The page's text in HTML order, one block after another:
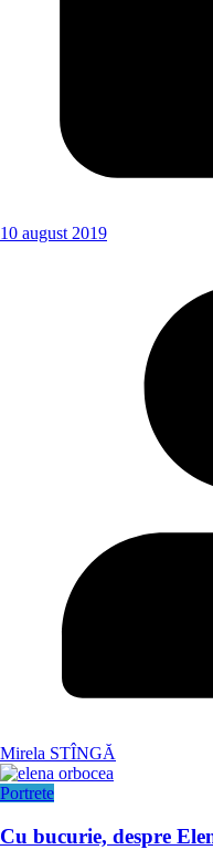
10 august 2019
Mirela STÎNGĂ
Portrete
Cu bucurie, despre